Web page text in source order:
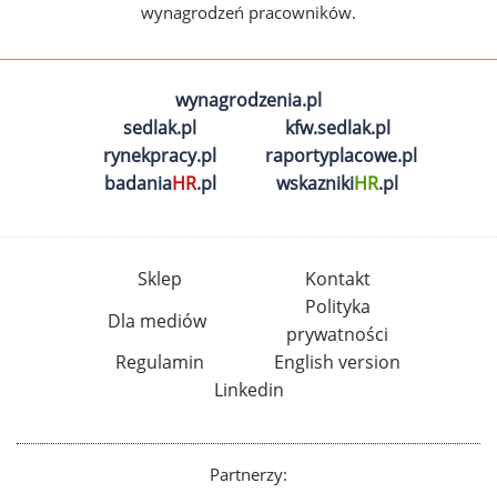
wynagrodzeń pracowników.
wynagrodzenia.pl
sedlak.pl
kfw.sedlak.pl
rynekpracy.pl
raportyplacowe.pl
badaniaHR.pl wskaznikiHR.pl
Sklep
Kontakt
Dla mediów
Polityka
prywatności
Regulamin
English version
Linkedin
Partnerzy: